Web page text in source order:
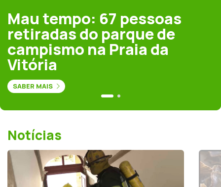
Mau tempo: 67 pessoas
retiradas do parque de
campismo na Praia da
Vitória
SABER MAIS
Notícias